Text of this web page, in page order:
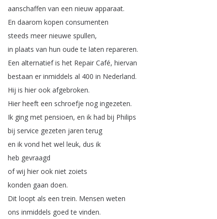
aanschaffen van een nieuw apparaat.
En daarom kopen consumenten
steeds meer nieuwe spullen,
in plaats van hun oude te laten repareren.
Een alternatief is het Repair Café, hiervan
bestaan er inmiddels al 400 in Nederland.
Hij is hier ook afgebroken.
Hier heeft een schroefje nog ingezeten.
Ik ging met pensioen, en ik had bij Philips
bij service gezeten jaren terug
en ik vond het wel leuk, dus ik
heb gevraagd
of wij hier ook niet zoiets
konden gaan doen.
Dit loopt als een trein. Mensen weten
ons inmiddels goed te vinden.